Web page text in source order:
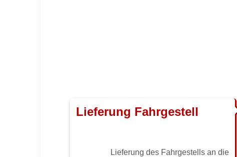
Lieferung Fahrgestell
Lieferung des Fahrgestells an die